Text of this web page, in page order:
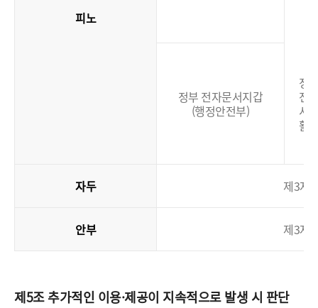
피노
정부 전자문서지갑
(행정안전부)
정
전
서
활
자두 제3자
안부 제3자
제5조 추가적인 이용·제공이 지속적으로 발생 시 판단